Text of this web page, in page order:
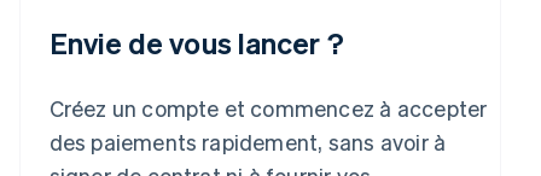
Envie de vous lancer ?
Créez un compte et commencez à accepter
des paiements rapidement, sans avoir à
Japon
Lettonie
Liechtenstein